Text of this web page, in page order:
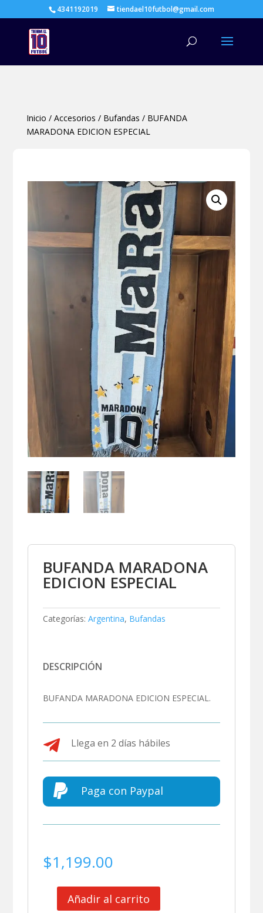
4341192019 tiendael10futbol@gmail.com
Inicio / Accesorios / Bufandas / BUFANDA
MARADONA EDICION ESPECIAL
BUFANDA MARADONA
EDICION ESPECIAL
Categorías: Argentina, Bufandas
DESCRIPCIÓN
BUFANDA MARADONA EDICION ESPECIAL.
 Llega en 2 días hábiles
 Paga con Paypal
$1,199.00
BUFANDAAñadir al carrito